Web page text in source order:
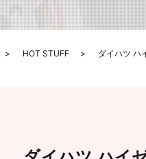
HOT STUFF ダイハツ